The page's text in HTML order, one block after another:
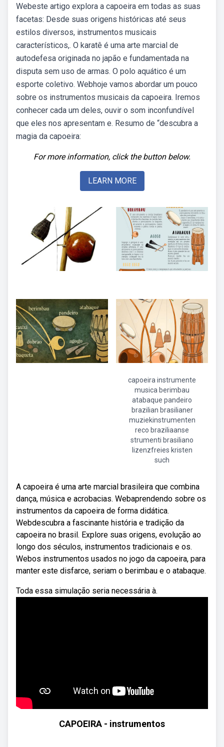
Webeste artigo explora a capoeira em todas as suas
facetas: Desde suas origens históricas até seus
estilos diversos, instrumentos musicais
característicos,. O karatê é uma arte marcial de
autodefesa originada no japão e fundamentada na
disputa sem uso de armas. O polo aquático é um
esporte coletivo. Webhoje vamos abordar um pouco
sobre os instrumentos musicais da capoeira. Iremos
conhecer cada um deles, ouvir o som inconfundível
que eles nos apresentam e. Resumo de “descubra a
magia da capoeira:
For more information, click the button below.
LEARN MORE
capoeira instrumente
musica berimbau
atabaque pandeiro
brazilian brasilianer
muziekinstrumenten
reco braziliaanse
strumenti brasiliano
lizenzfreies kristen
such
A capoeira é uma arte marcial brasileira que combina
dança, música e acrobacias. Webaprendendo sobre os
instrumentos da capoeira de forma didática.
Webdescubra a fascinante história e tradição da
capoeira no brasil. Explore suas origens, evolução ao
longo dos séculos, instrumentos tradicionais e os.
Webos instrumentos usados no jogo da capoeira, para
manter este disfarce, seriam o berimbau e o atabaque.
Toda essa simulação seria necessária à.
CAPOEIRA - instrumentos